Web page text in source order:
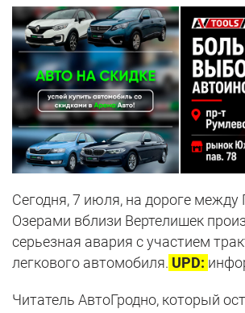
Сегодня, 7 июля, на дороге между
Озерами вблизи Вертелишек
серьезная авария с участием
легкового автомобиля. UPD:
Читатель АвтоГродно, который